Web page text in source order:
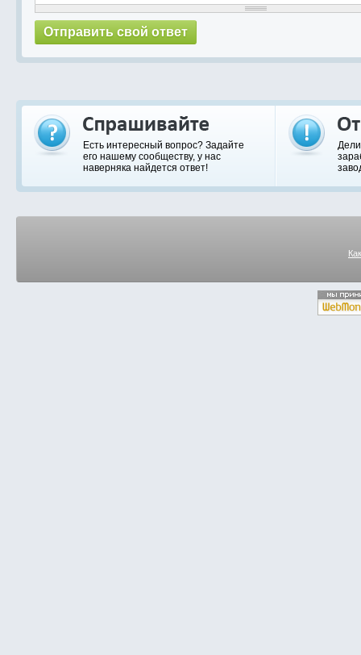
Есть интересный вопрос? Задайте
его нашему сообществу, у нас
наверняка найдется ответ!